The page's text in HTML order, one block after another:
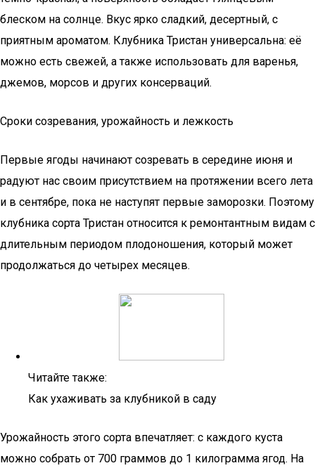
блеском на солнце. Вкус ярко сладкий, десертный, с
приятным ароматом. Клубника Тристан универсальна: её
можно есть свежей, а также использовать для варенья,
джемов, морсов и других консерваций.
Сроки созревания, урожайность и лежкость
Первые ягоды начинают созревать в середине июня и
радуют нас своим присутствием на протяжении всего лета
и в сентябре, пока не наступят первые заморозки. Поэтому
клубника сорта Тристан относится к ремонтантным видам с
длительным периодом плодоношения, который может
продолжаться до четырех месяцев.
Читайте также:
Как ухаживать за клубникой в саду
Урожайность этого сорта впечатляет: с каждого куста
можно собрать от 700 граммов до 1 килограмма ягод. На